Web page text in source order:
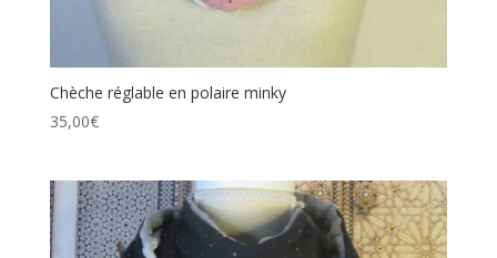
Chèche réglable en polaire minky
35,00€